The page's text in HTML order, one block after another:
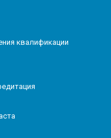
квалификации